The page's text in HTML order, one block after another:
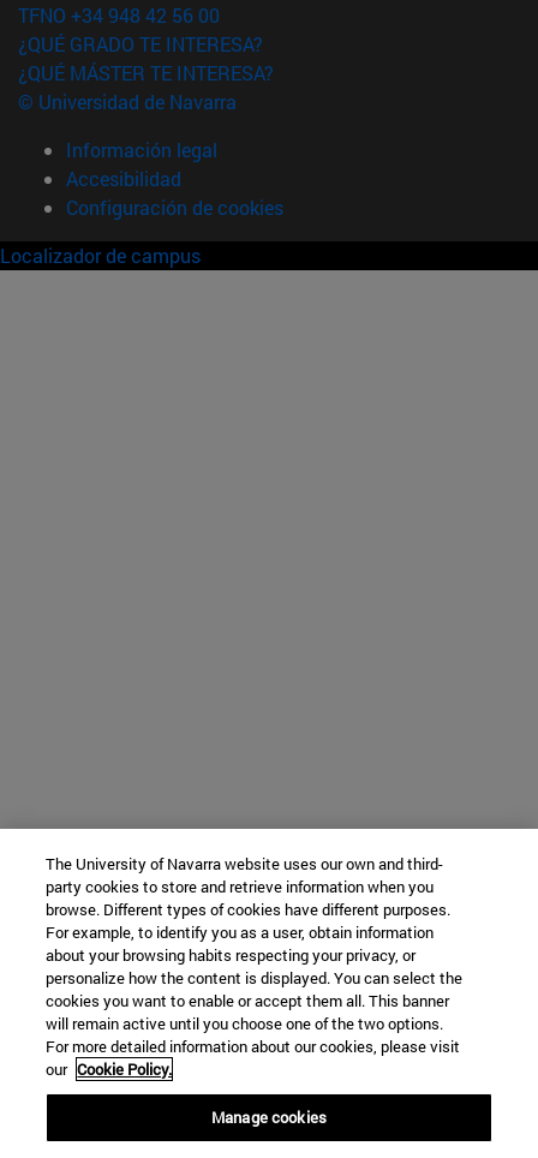
TFNO +34 948 42 56 00
¿QUÉ GRADO TE INTERESA?
¿QUÉ MÁSTER TE INTERESA?
© Universidad de Navarra
Información legal
Accesibilidad
Configuración de cookies
Localizador de campus
The University of Navarra website uses our own and third-
party cookies to store and retrieve information when you
browse. Different types of cookies have different purposes.
For example, to identify you as a user, obtain information
about your browsing habits respecting your privacy, or
personalize how the content is displayed. You can select the
cookies you want to enable or accept them all. This banner
will remain active until you choose one of the two options.
For more detailed information about our cookies, please visit
our Cookie Policy.
Manage cookies